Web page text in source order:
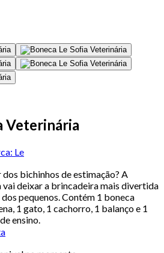
Veterinária
Le
bichinhos de estimação? A
vai deixar a brincadeira mais divertida
pequenos. Contém 1 boneca
1 gato, 1 cachorro, 1 balanço e 1
ensino.